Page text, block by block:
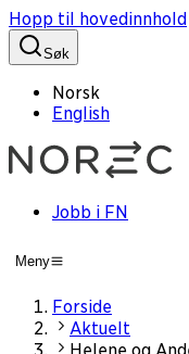
Hopp til hovedinnhold
Søk
Norsk
English
Jobb i FN
Meny
Forside
Aktuelt